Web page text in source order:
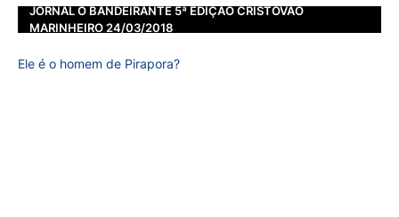
JORNAL O BANDEIRANTE 5ª EDIÇÃO CRISTOVÃO
MARINHEIRO 24/03/2018
Ele é o homem de Pirapora?